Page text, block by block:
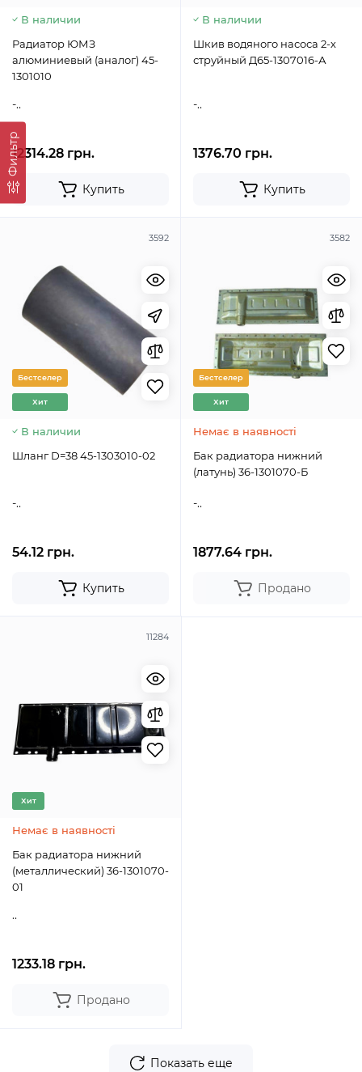
Фильтр
В наличии
Радиатор ЮМЗ
алюминиевый (аналог) 45-
1301010
-..
12314.28 грн.
Купить
В наличии
Шкив водяного насоса 2-х
струйный Д65-1307016-А
-..
1376.70 грн.
Купить
3592
Бестселер
Хит
В наличии
Шланг D=38 45-1303010-02
-..
54.12 грн.
Купить
3582
Бестселер
Хит
Немає в наявності
Бак радиатора нижний
(латунь) 36-1301070-Б
-..
1877.64 грн.
Продано
11284
Хит
Немає в наявності
Бак радиатора нижний
(металлический) 36-1301070-
01
..
1233.18 грн.
Продано
Показать еще